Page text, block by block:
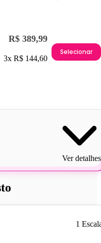
R$ 389,99
3x R$ 144,60
Selecionar
Ver detalhes
1